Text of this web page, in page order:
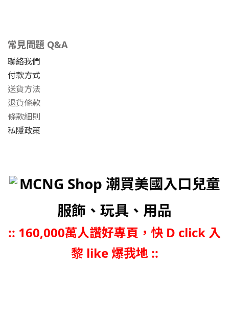
常見問題 Q&A
聯絡我們
付款方式
送貨方法
退貨條款
條款細則
私隱政策
MCNG Shop 潮買美國入口兒童
服飾、玩具、用品
:: 160,000萬人讚好專頁，快 D click 入
黎 like 爆我地 ::